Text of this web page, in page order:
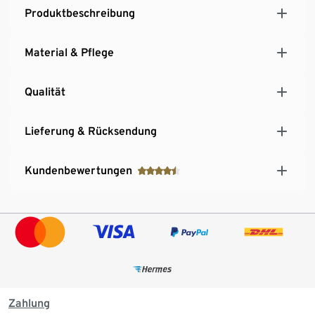
Produktbeschreibung
Material & Pflege
Qualität
Lieferung & Rücksendung
Kundenbewertungen
Zahlung